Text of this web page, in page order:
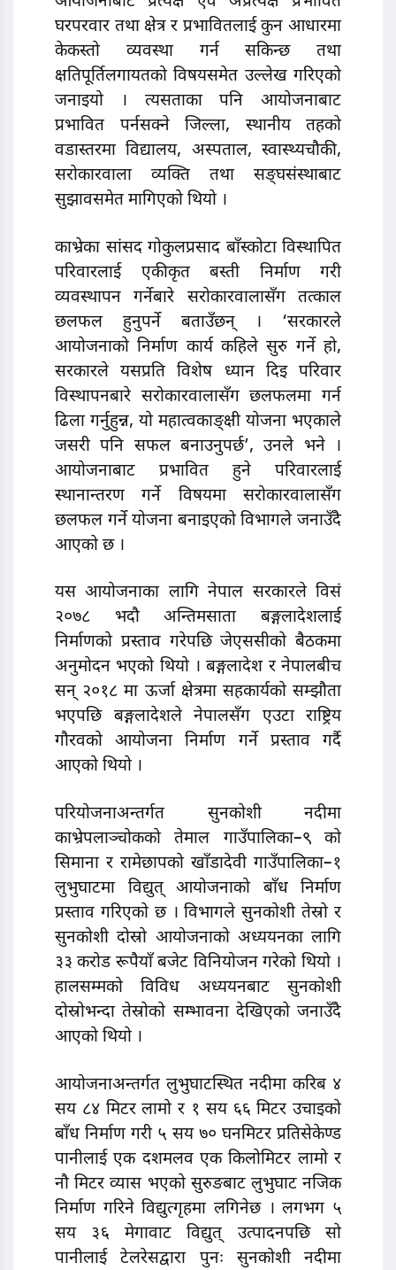
घरपरवार तथा क्षेत्र र प्रभावितलाई कुन आधारमा
केकस्तो व्यवस्था गर्न सकिन्छ तथा
क्षतिपूर्तिलगायतको विषयसमेत उल्लेख गरिएको
जनाइयो । त्यसताका पनि आयोजनाबाट
प्रभावित पर्नसक्ने जिल्ला, स्थानीय तहको
वडास्तरमा विद्यालय, अस्पताल, स्वास्थ्यचौकी,
सरोकारवाला व्यक्ति तथा सङ्घसंस्थाबाट
सुझावसमेत मागिएको थियो ।
काभ्रेका सांसद गोकुलप्रसाद बाँस्कोटा विस्थापित
परिवारलाई एकीकृत बस्ती निर्माण गरी
व्यवस्थापन गर्नेबारे सरोकारवालासँग तत्काल
छलफल हुनुपर्ने बताउँछन् । ‘सरकारले
आयोजनाको निर्माण कार्य कहिले सुरु गर्ने हो,
सरकारले यसप्रति विशेष ध्यान दिइ परिवार
विस्थापनबारे सरोकारवालासँग छलफलमा गर्न
ढिला गर्नुहुन्न, यो महात्वकाङ्क्षी योजना भएकाले
जसरी पनि सफल बनाउनुपर्छ’, उनले भने ।
आयोजनाबाट प्रभावित हुने परिवारलाई
स्थानान्तरण गर्ने विषयमा सरोकारवालासँग
छलफल गर्ने योजना बनाइएको विभागले जनाउँदै
आएको छ ।
यस आयोजनाका लागि नेपाल सरकारले विसं
२०७८ भदौ अन्तिमसाता बङ्गलादेशलाई
निर्माणको प्रस्ताव गरेपछि जेएससीको बैठकमा
अनुमोदन भएको थियो । बङ्गलादेश र नेपालबीच
सन् २०१८ मा ऊर्जा क्षेत्रमा सहकार्यको सम्झौता
भएपछि बङ्गलादेशले नेपालसँग एउटा राष्ट्रिय
गौरवको आयोजना निर्माण गर्ने प्रस्ताव गर्दै
आएको थियो ।
परियोजनाअन्तर्गत सुनकोशी नदीमा
काभ्रेपलाञ्चोकको तेमाल गाउँपालिका–९ को
सिमाना र रामेछापको खाँडादेवी गाउँपालिका–१
लुभुघाटमा विद्युत् आयोजनाको बाँध निर्माण
प्रस्ताव गरिएको छ । विभागले सुनकोशी तेस्रो र
सुनकोशी दोस्रो आयोजनाको अध्ययनका लागि
३३ करोड रूपैयाँ बजेट विनियोजन गरेको थियो ।
हालसम्मको विविध अध्ययनबाट सुनकोशी
दोस्रोभन्दा तेस्रोको सम्भावना देखिएको जनाउँदै
आएको थियो ।
आयोजनाअन्तर्गत लुभुघाटस्थित नदीमा करिब ४
सय ८४ मिटर लामो र १ सय ६६ मिटर उचाइको
बाँध निर्माण गरी ५ सय ७० घनमिटर प्रतिसेकेण्ड
पानीलाई एक दशमलव एक किलोमिटर लामो र
नौ मिटर व्यास भएको सुरुङबाट लुभुघाट नजिक
निर्माण गरिने विद्युत्गृहमा लगिनेछ । लगभग ५
सय ३६ मेगावाट विद्युत् उत्पादनपछि सो
पानीलाई टेलरेसद्वारा पुनः सुनकोशी नदीमा